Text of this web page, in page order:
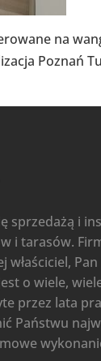
na
Poznań
sprzedażą i
i tarasów.
Pan
o wiele,
przez lata
Państwu